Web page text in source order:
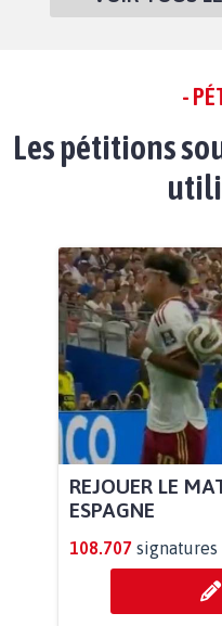
-
Les pétitions
REJOUER LE
ESPAGNE
108.707 signatures